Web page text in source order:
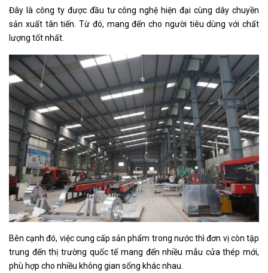
Đây là công ty được đầu tư công nghệ hiện đại cùng dây chuyền
sản xuất tân tiến. Từ đó, mang đến cho người tiêu dùng với chất
lượng tốt nhất.
Bên cạnh đó, việc cung cấp sản phẩm trong nước thì đơn vị còn tập
trung đến thị trường quốc tế mang đến nhiều mẫu cửa thép mới,
phù hợp cho nhiều không gian sống khác nhau.